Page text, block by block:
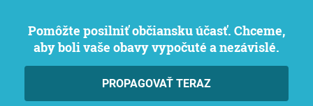
Pomôžte posilniť občiansku účasť. Chceme,
aby boli vaše obavy vypočuté a nezávislé.
PROPAGOVAŤ TERAZ